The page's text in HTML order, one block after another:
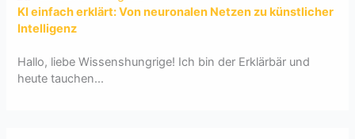
KI einfach erklärt: Von neuronalen Netzen zu künstlicher
Intelligenz
Hallo, liebe Wissenshungrige! Ich bin der Erklärbär und
heute tauchen...